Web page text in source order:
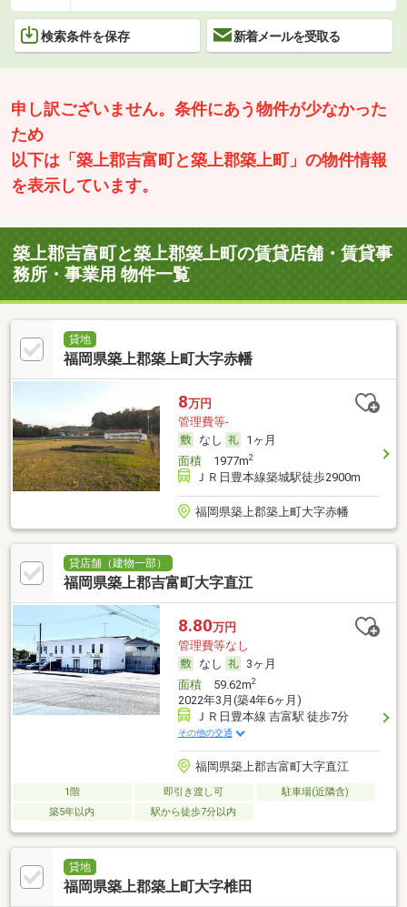
検索条件を保存 新着メールを受取る
申し訳ございません。条件にあう物件が少なかった
ため
以下は「築上郡吉富町と築上郡築上町」の物件情報
を表示しています。
築上郡吉富町と築上郡築上町の賃貸店舗・賃貸事
務所・事業用 物件一覧
貸地
福岡県築上郡築上町大字赤幡
8万円
管理費等-
なし
1ヶ月
面積1977m2
ＪＲ日豊本線築城駅徒歩2900m
福岡県築上郡築上町大字赤幡
貸店舗（建物一部）
福岡県築上郡吉富町大字直江
8.80万円
管理費等なし
なし
3ヶ月
面積59.62m2
2022年3月(築4年6ヶ月)
ＪＲ日豊本線 吉富駅 徒歩7分
その他の交通
福岡県築上郡吉富町大字直江
1階 即引き渡し可
駐車場(近隣含)
築5年以内
駅から徒歩7分以内
貸地
福岡県築上郡築上町大字椎田